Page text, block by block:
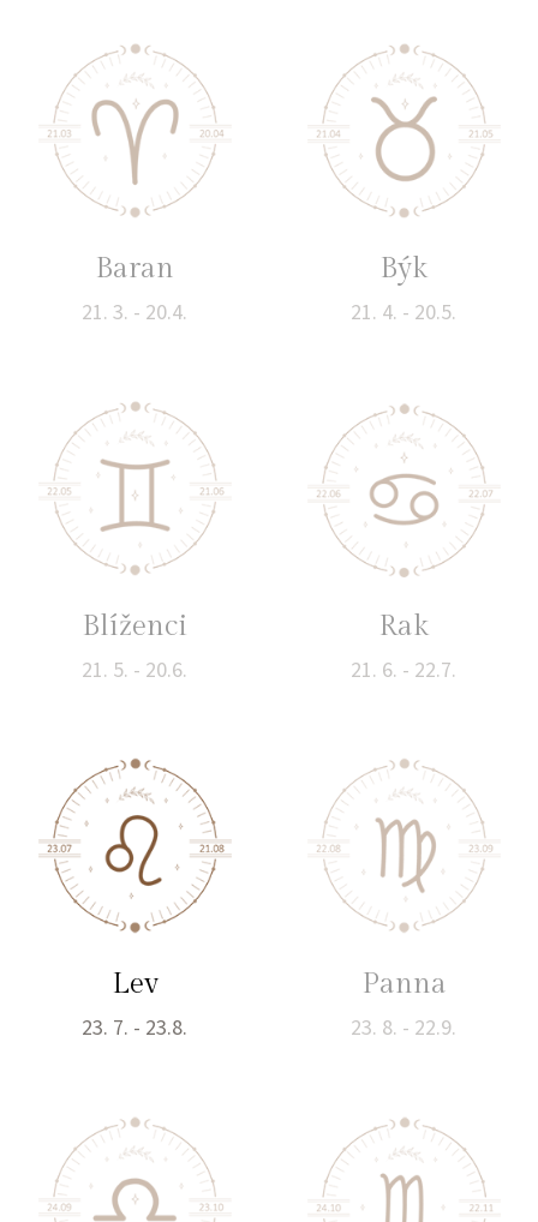
Baran
21. 3. - 20.4.
Býk
21. 4. - 20.5.
Blíženci
21. 5. - 20.6.
Rak
21. 6. - 22.7.
Lev
23. 7. - 23.8.
Panna
23. 8. - 22.9.